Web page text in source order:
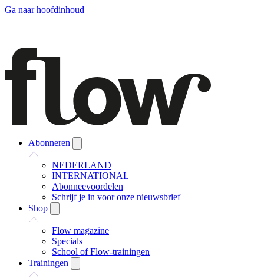
Ga naar hoofdinhoud
Abonneren
NEDERLAND
INTERNATIONAL
Abonneevoordelen
Schrijf je in voor onze nieuwsbrief
Shop
Flow magazine
Specials
School of Flow-trainingen
Trainingen